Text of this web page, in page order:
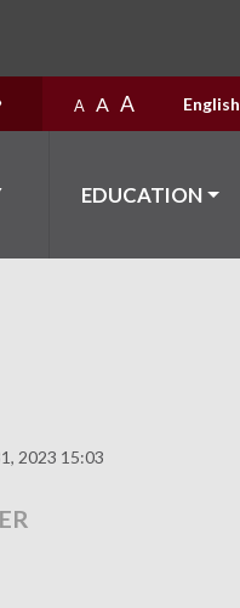
A A A English
EDUCATION
2023 15:03